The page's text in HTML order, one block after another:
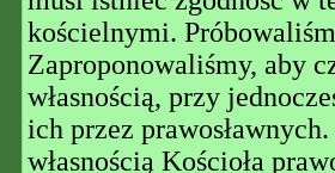
kościelnymi.
Zaproponowaliśmy, aby
własnością, przy
ich przez
własnością Kościoła